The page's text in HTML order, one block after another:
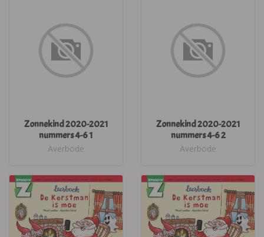
Zonnekind 2020-2021
nummers 4-6 1
Averbode
Zonnekind 2020-2021
nummers 4-6 2
Averbode